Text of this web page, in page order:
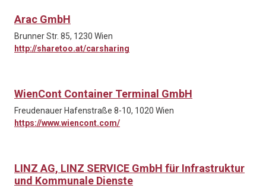
Arac GmbH
Brunner Str. 85, 1230 Wien
http://sharetoo.at/carsharing
WienCont Container Terminal GmbH
Freudenauer Hafenstraße 8-10, 1020 Wien
https://www.wiencont.com/
LINZ AG, LINZ SERVICE GmbH für Infrastruktur
und Kommunale Dienste